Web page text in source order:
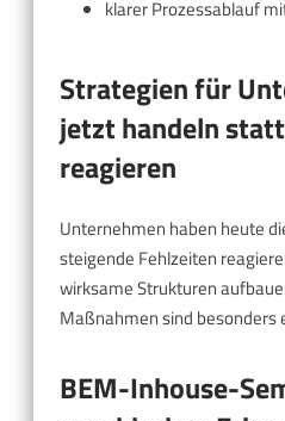
klarer Prozessablauf
Strategien für
jetzt handeln
reagieren
Unternehmen haben heute
steigende Fehlzeiten
wirksame Strukturen
Maßnahmen sind
BEM-Inhouse-